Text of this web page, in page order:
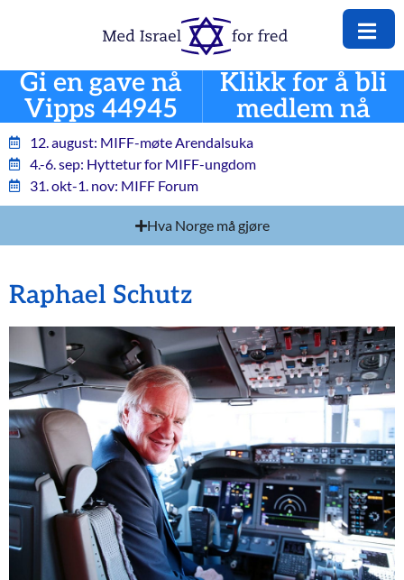
Gi en gave nå
Vipps 44945
Klikk for å bli
medlem nå
12. august: MIFF-møte Arendalsuka
4.-6. sep: Hyttetur for MIFF-ungdom
31. okt-1. nov: MIFF Forum
Hva Norge må gjøre
Raphael Schutz